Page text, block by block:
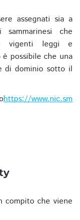
assegnati sia a
sammarinesi che
vigenti leggi e
possibile che una
di dominio sotto il
https://www.nic.sm
compito che viene